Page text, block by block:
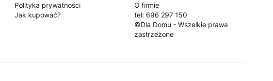
Polityka prywatności
Jak kupować?
O firmie
tel: 696 297 150
©Dla Domu - Wszelkie prawa
zastrzeżone